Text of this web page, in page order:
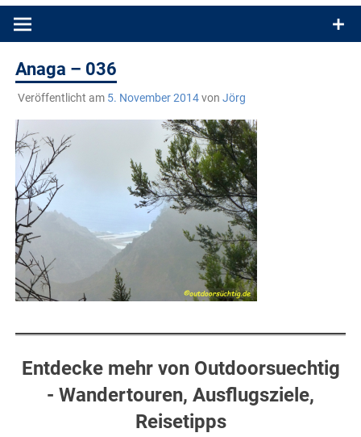
Produkttests und Buchrezensionen. Ein Blog für alle, die gern
Anaga – 036
Veröffentlicht am 5. November 2014von Jörg
Entdecke mehr von Outdoorsuechtig
- Wandertouren, Ausflugsziele,
Reisetipps